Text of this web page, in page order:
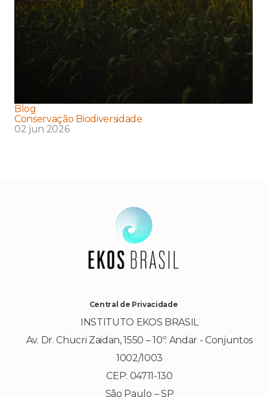
Blog
Conservação Biodiversidade
02 jun 2026
Central de Privacidade
INSTITUTO EKOS BRASIL
Av. Dr. Chucri Zaidan, 1550 – 10º. Andar - Conjuntos
1002/1003
CEP: 04711-130
São Paulo – SP